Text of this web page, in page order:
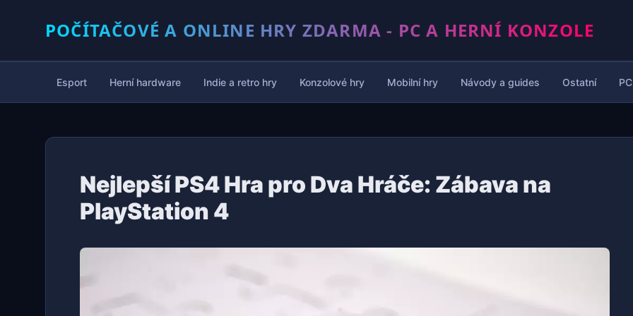
POČÍTAČOVÉ A ONLINE HRY ZDARMA - PC A HERNÍ KONZOLE
Esport Herní hardware Indie a retro hry Konzolové hry Mobilní hry Návody a guides Ostatní
Nejlepší PS4 Hra pro Dva Hráče: Zábava na
PlayStation 4